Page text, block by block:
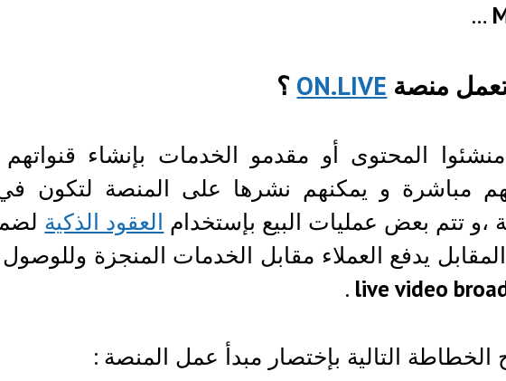
…
منصة ON.LIVE ؟
المحتوى أو مقدمو الخدمات بإنشاء
مباشرة و يمكنهم نشرها على المنصة لتكون
،و تتم بعض عمليات البيع بإستخدام العقود الذكية
يدفع العملاء مقابل الخدمات المنجزة وللوصول
live video
.
التالية بإختصار مبدأ عمل المنصة :